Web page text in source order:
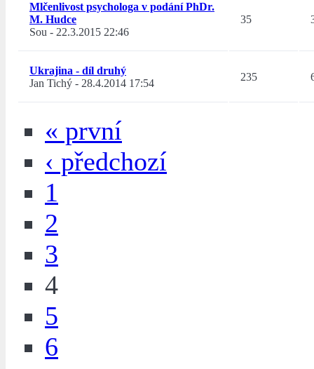
Mlčenlivost psychologa v podání PhDr.
M. Hudce
Sou - 22.3.2015 22:46
35
Ukrajina - díl druhý
Jan Tichý - 28.4.2014 17:54
235
« první
‹ předchozí
1
2
3
4
5
6